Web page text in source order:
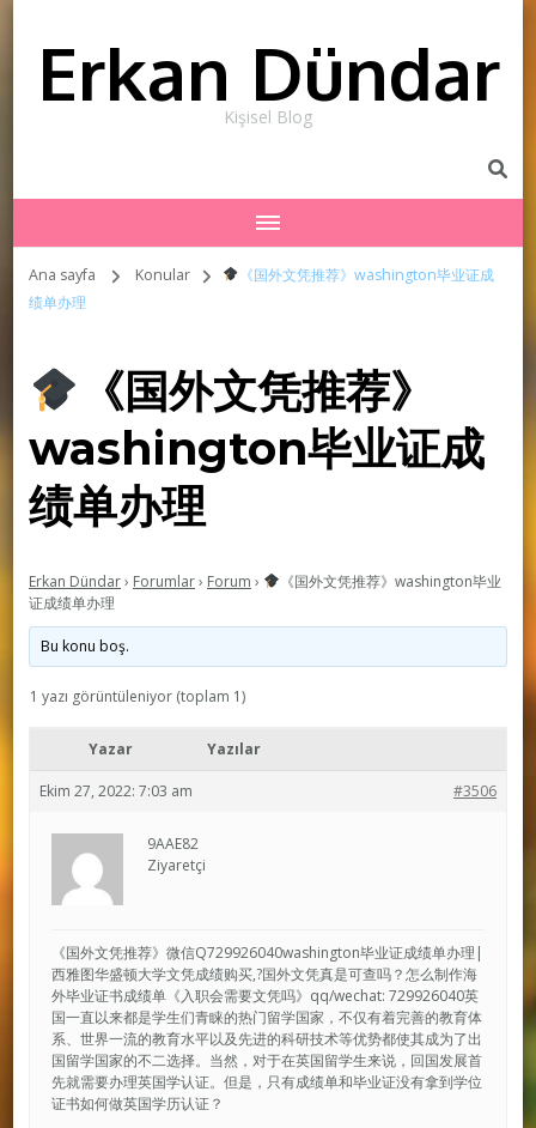
Erkan Dündar
Kişisel Blog
Ana sayfa Konular
《国外文凭推荐》washington毕业证成
绩单办理
《国外文凭推荐》
washington毕业证成
绩单办理
Erkan Dündar› Forumlar› Forum ›
《国外文凭推荐》washington毕业
证成绩单办理
Bu konu boş.
1 yazı görüntüleniyor (toplam 1)
Yazar Yazılar
Ekim 27, 2022: 7:03 am #3506
9AAE82
Ziyaretçi
《国外文凭推荐》微信Q729926040washington毕业证成绩单办理|
西雅图华盛顿大学文凭成绩购买,?国外文凭真是可查吗？怎么制作海
外毕业证书成绩单《入职会需要文凭吗》qq/wechat: 729926040英
国一直以来都是学生们青睐的热门留学国家，不仅有着完善的教育体
系、世界一流的教育水平以及先进的科研技术等优势都使其成为了出
国留学国家的不二选择。当然，对于在英国留学生来说，回国发展首
先就需要办理英国学认证。但是，只有成绩单和毕业证没有拿到学位
证书如何做英国学历认证？